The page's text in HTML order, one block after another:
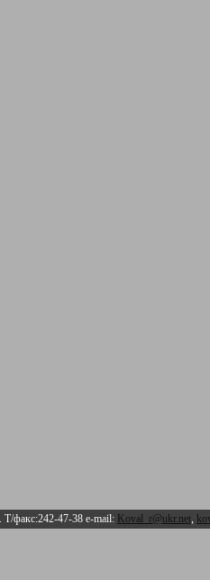
Т/факс:242-47-38 e-mail: Koval_r@ukr.net,